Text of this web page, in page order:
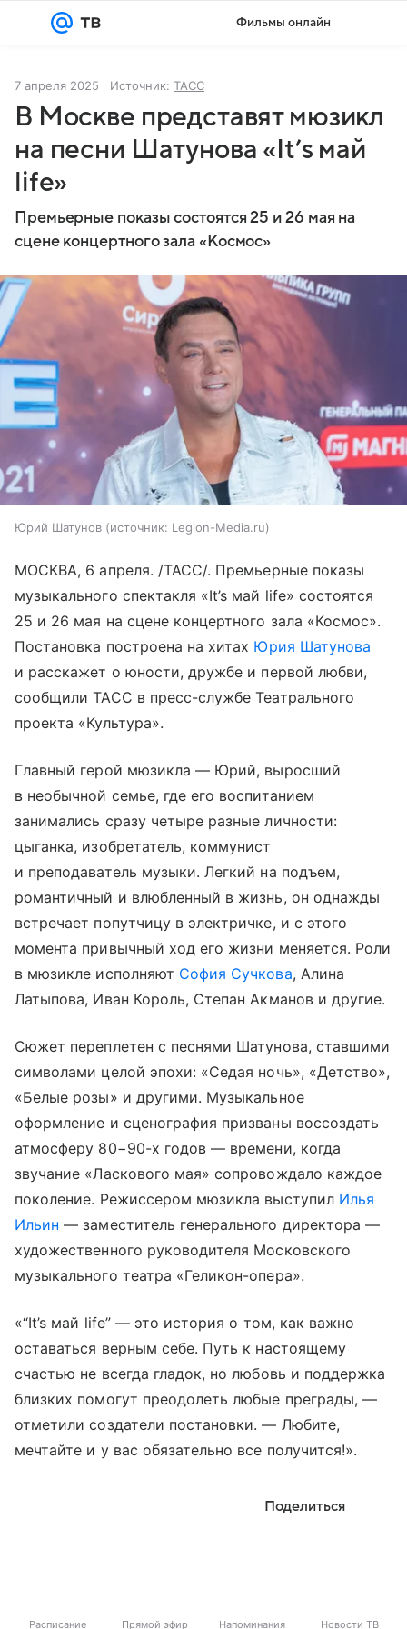
Фильмы онлайн
7 апреля 2025 Источник: ТАСС
В Москве представят мюзикл
на песни Шатунова «It’s май
life»
Премьерные показы состоятся 25 и 26 мая на
сцене концертного зала «Космос»
Юрий Шатунов источник: Legion-Media.ru
МОСКВА, 6 апреля. /ТАСС/. Премьерные показы
музыкального спектакля «It’s май life» состоятся
25 и 26 мая на сцене концертного зала «Космос».
Постановка построена на хитах Юрия Шатунова
и расскажет о юности, дружбе и первой любви,
сообщили ТАСС в пресс-службе Театрального
проекта «Культура».
Главный герой мюзикла — Юрий, выросший
в необычной семье, где его воспитанием
занимались сразу четыре разные личности:
цыганка, изобретатель, коммунист
и преподаватель музыки. Легкий на подъем,
романтичный и влюбленный в жизнь, он однажды
встречает попутчицу в электричке, и с этого
момента привычный ход его жизни меняется. Роли
в мюзикле исполняют София Сучкова, Алина
Латыпова, Иван Король, Степан Акманов и другие.
Сюжет переплетен с песнями Шатунова, ставшими
символами целой эпохи: «Седая ночь», «Детство»,
«Белые розы» и другими. Музыкальное
оформление и сценография призваны воссоздать
атмосферу 80−90-х годов — времени, когда
звучание «Ласкового мая» сопровождало каждое
поколение. Режиссером мюзикла выступил Илья
Ильин — заместитель генерального директора —
художественного руководителя Московского
музыкального театра «Геликон-опера».
«“It’s май life” — это история о том, как важно
оставаться верным себе. Путь к настоящему
счастью не всегда гладок, но любовь и поддержка
близких помогут преодолеть любые преграды, —
отметили создатели постановки. — Любите,
мечтайте и у вас обязательно все получится!».
Поделиться
Расписание Прямой эфир Напоминания Новости ТВ